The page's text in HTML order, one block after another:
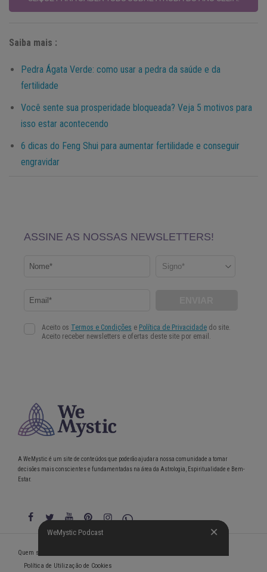
Saiba mais :
Pedra Ágata Verde: como usar a pedra da saúde e da
fertilidade
Você sente sua prosperidade bloqueada? Veja 5 motivos para
isso estar acontecendo
6 dicas do Feng Shui para aumentar fertilidade e conseguir
engravidar
WeMystic Podcast
A WeMystic é um site de conteúdos que poderão ajudar a nossa comunidade a tomar
decisões mais conscientes e fundamentadas na área da Astrologia, Espiritualidade e Bem-
Estar.
WeMystic Podcast
Quem somos
Política de Utilização de Cookies